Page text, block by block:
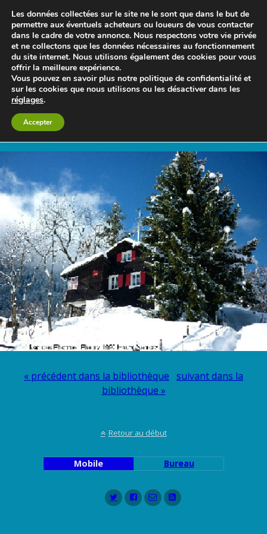
« précédent dans la bibliothèque suivant dans la
bibliothèque »
Retour au début
Mobile Bureau
Les données collectées sur le site ne le sont que dans le but de
permettre aux éventuels acheteurs ou loueurs de vous contacter
dans le cadre de votre annonce. Nous respectons votre vie privée
et ne collectons que les données nécessaires au fonctionnement
du site internet. Nous utilisons également des cookies pour vous
offrir la meilleure expérience.
Vous pouvez en savoir plus notre politique de confidentialité et
sur les cookies que nous utilisons ou les désactiver dans les
réglages.
Accepter